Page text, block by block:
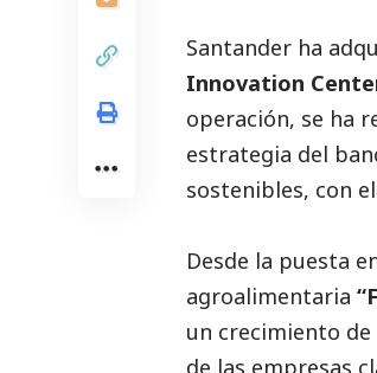
Santander ha
Innovation
operación, se ha
estrategia del
sostenibles, con
Desde la puesta
agroalimentaria
un crecimiento